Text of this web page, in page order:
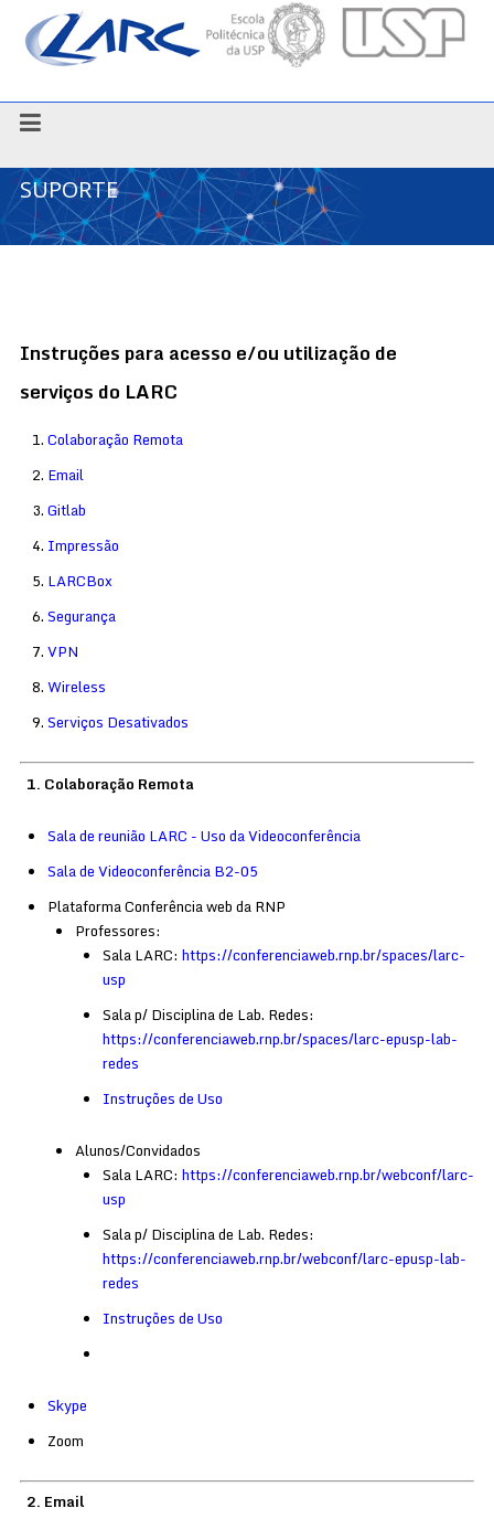
SUPORTE
Instruções para acesso e/ou utilização de
serviços do LARC
Colaboração Remota
Email
Gitlab
Impressão
LARCBox
Segurança
VPN
Wireless
Serviços Desativados
1. Colaboração Remota
Sala de reunião LARC - Uso da Videoconferência
Sala de Videoconferência B2-05
Plataforma Conferência web da RNP
Professores:
Sala LARC: https://conferenciaweb.rnp.br/spaces/larc-
usp
Sala p/ Disciplina de Lab. Redes:
https://conferenciaweb.rnp.br/spaces/larc-epusp-lab-
redes
Instruções de Uso
Alunos/Convidados
Sala LARC: https://conferenciaweb.rnp.br/webconf/larc-
usp
Sala p/ Disciplina de Lab. Redes:
https://conferenciaweb.rnp.br/webconf/larc-epusp-lab-
redes
Instruções de Uso
Skype
Zoom
2. Email